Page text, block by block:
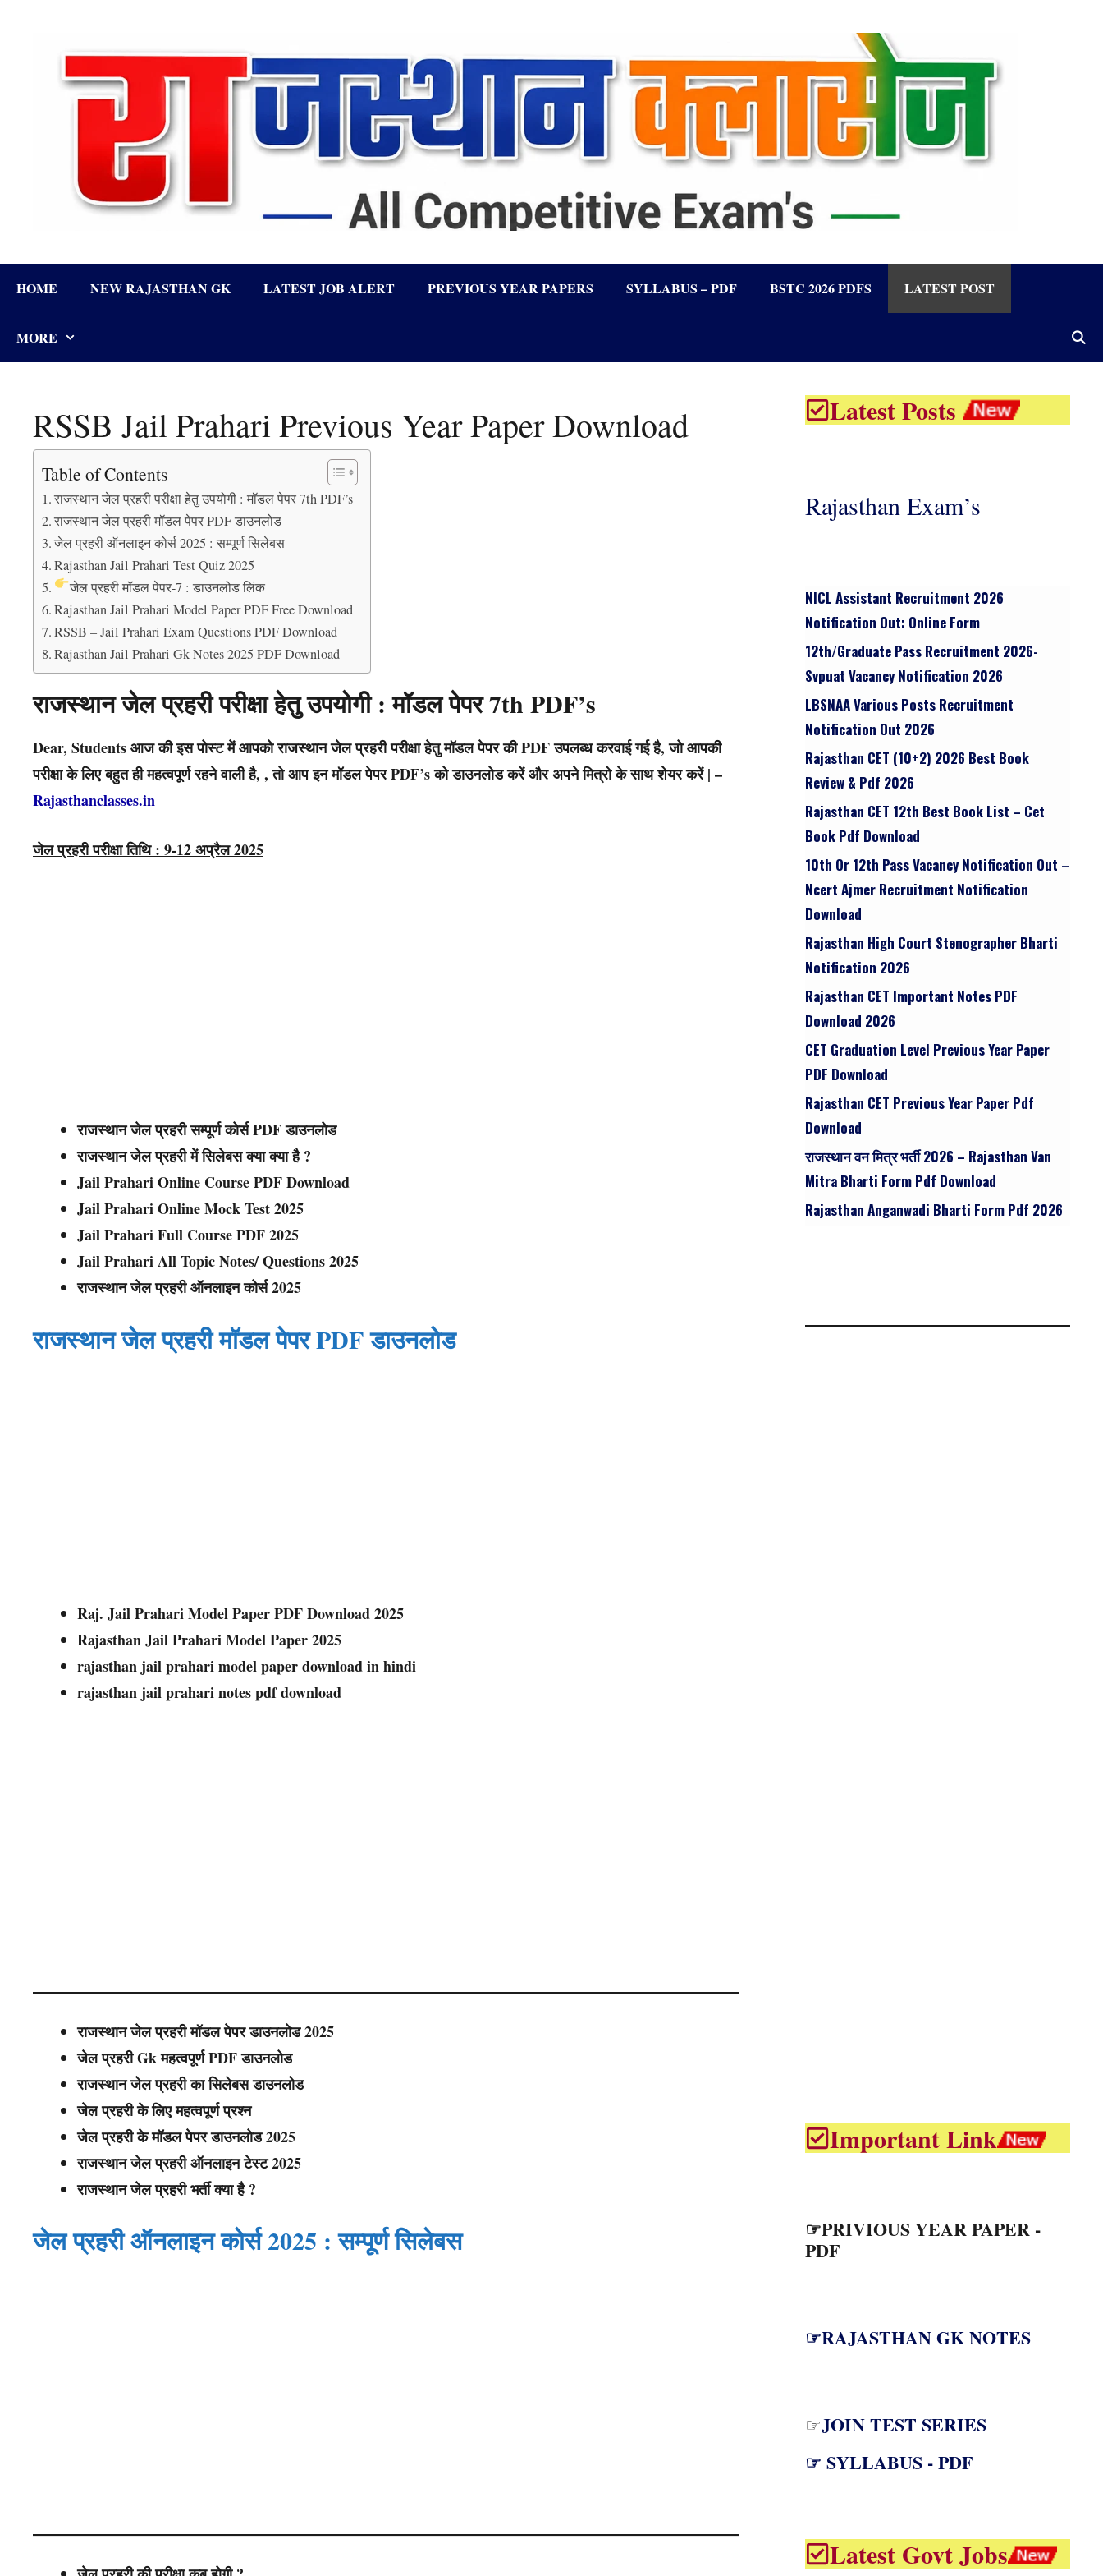
HOME NEW RAJASTHAN GK LATEST JOB ALERT PREVIOUS YEAR PAPERS SYLLABUS – PDF BSTC 2026 PDFS LATEST POST
MORE
RSSB Jail Prahari Previous Year Paper Download
Table of Contents
राजस्थान जेल प्रहरी परीक्षा हेतु उपयोगी : मॉडल पेपर 7th PDF’s
राजस्थान जेल प्रहरी मॉडल पेपर PDF डाउनलोड
जेल प्रहरी ऑनलाइन कोर्स 2025 : सम्पूर्ण सिलेबस
Rajasthan Jail Prahari Test Quiz 2025
जेल प्रहरी मॉडल पेपर-7 : डाउनलोड लिंक
Rajasthan Jail Prahari Model Paper PDF Free Download
RSSB – Jail Prahari Exam Questions PDF Download
Rajasthan Jail Prahari Gk Notes 2025 PDF Download
राजस्थान जेल प्रहरी परीक्षा हेतु उपयोगी : मॉडल पेपर 7th PDF’s
Dear, Students आज की इस पोस्ट में आपको राजस्थान जेल प्रहरी परीक्षा हेतु मॉडल पेपर की PDF उपलब्ध करवाई गई है, जो आपकी
परीक्षा के लिए बहुत ही महत्वपूर्ण रहने वाली है, , तो आप इन मॉडल पेपर PDF’s को डाउनलोड करें और अपने मित्रो के साथ शेयर करें | –
Rajasthanclasses.in
जेल प्रहरी परीक्षा तिथि : 9-12 अप्रैल 2025
राजस्थान जेल प्रहरी सम्पूर्ण कोर्स PDF डाउनलोड
राजस्थान जेल प्रहरी में सिलेबस क्या क्या है ?
Jail Prahari Online Course PDF Download
Jail Prahari Online Mock Test 2025
Jail Prahari Full Course PDF 2025
Jail Prahari All Topic Notes/ Questions 2025
राजस्थान जेल प्रहरी ऑनलाइन कोर्स 2025
राजस्थान जेल प्रहरी मॉडल पेपर PDF डाउनलोड
Raj. Jail Prahari Model Paper PDF Download 2025
Rajasthan Jail Prahari Model Paper 2025
rajasthan jail prahari model paper download in hindi
rajasthan jail prahari notes pdf download
राजस्थान जेल प्रहरी मॉडल पेपर डाउनलोड 2025
जेल प्रहरीGk महत्वपूर्ण PDF डाउनलोड
राजस्थान जेल प्रहरी का सिलेबस डाउनलोड
जेल प्रहरी के लिए महत्वपूर्ण प्रश्न
जेल प्रहरी के मॉडल पेपर डाउनलोड 2025
राजस्थान जेल प्रहरी ऑनलाइन टेस्ट 2025
राजस्थान जेल प्रहरी भर्ती क्या है ?
जेल प्रहरी ऑनलाइन कोर्स 2025 : सम्पूर्ण सिलेबस
Latest Posts
Rajasthan Exam’s
NICL Assistant Recruitment 2026
Notification Out: Online Form
12th/graduate Pass Recruitment 2026-
Svpuat Vacancy Notification 2026
LBSNAA Various Posts Recruitment
Notification Out 2026
Rajasthan CET (10+2) 2026 Best Book
Review & Pdf 2026
Rajasthan CET 12th Best Book List – Cet
Book Pdf Download
10th Or 12th Pass Vacancy Notification Out –
Ncert Ajmer Recruitment Notification
Download
Rajasthan High Court Stenographer Bharti
Notification 2026
Rajasthan CET Important Notes PDF
Download 2026
CET Graduation Level Previous Year Paper
PDF Download
Rajasthan CET Previous Year Paper Pdf
Download
राजस्थान वन मित्र भर्ती 2026 – Rajasthan Van
Mitra Bharti Form Pdf Download
Rajasthan Anganwadi Bharti Form Pdf 2026
Important Link
☞PRIVIOUS YEAR PAPER -
PDF
☞RAJASTHAN GK NOTES
☞JOIN TEST SERIES
☞ SYLLABUS - PDF
Latest Govt Jobs